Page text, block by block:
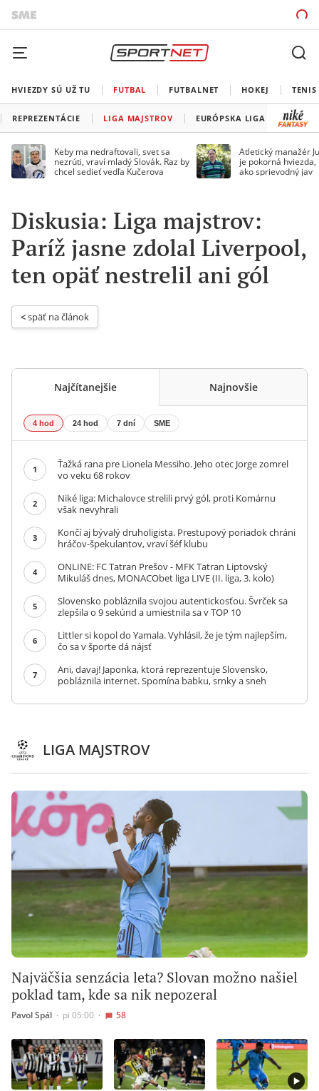
HVIEZDY SÚ UŽ TU FUTBAL FUTBALNET HOKEJ TENIS
REPREZENTÁCIE LIGA MAJSTROV EURÓPSKA LIGA
Keby ma nedraftovali, svet sa
nezrúti, vraví mladý Slovák. Raz by
chcel sedieť vedľa Kučerova
Atletický manažér
je pokorná
ako sprievodný jav
Diskusia: Liga majstrov:
Paríž jasne zdolal Liverpool,
ten opäť nestrelil ani gól
< späť na článok
Najčítanejšie Najnovšie
4 hod 24 hod 7 dní SME
1
Ťažká rana pre Lionela Messiho. Jeho otec Jorge zomrel
vo veku 68 rokov
2
Niké liga: Michalovce strelili prvý gól, proti Komárnu
však nevyhrali
3
Končí aj bývalý druholigista. Prestupový poriadok chráni
hráčov-špekulantov, vraví šéf klubu
4
ONLINE: FC Tatran Prešov - MFK Tatran Liptovský
Mikuláš dnes, MONACObet liga LIVE (II. liga, 3. kolo)
5
Slovensko pobláznila svojou autentickosťou. Švrček sa
zlepšila o 9 sekúnd a umiestnila sa v TOP 10
6
Littler si kopol do Yamala. Vyhlásil, že je tým najlepším,
čo sa v športe dá nájsť
7
Ani, davaj! Japonka, ktorá reprezentuje Slovensko,
pobláznila internet. Spomína babku, srnky a sneh
LIGA MAJSTROV
Najväčšia senzácia leta? Slovan možno našiel
poklad tam, kde sa nik nepozeral
Pavol Spál ∙ pi 05:00 ∙ 58